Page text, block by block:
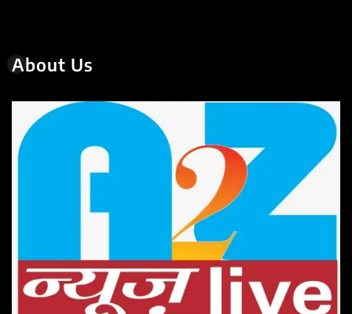
About Us